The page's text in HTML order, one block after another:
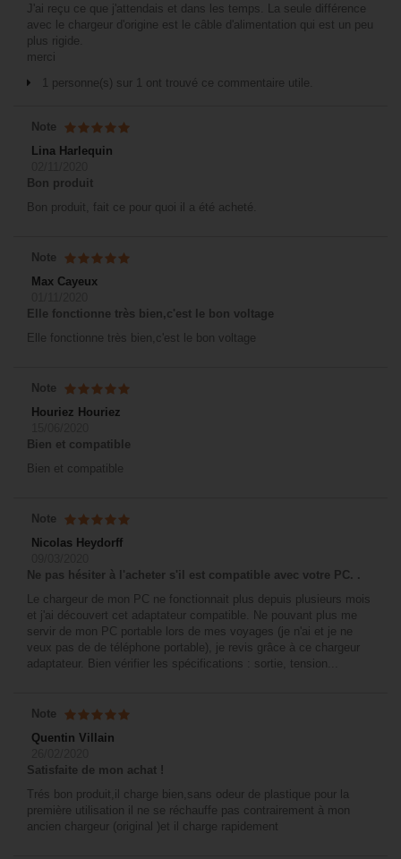
J'ai reçu ce que j'attendais et dans les temps. La seule différence
avec le chargeur d'origine est le câble d'alimentation qui est un peu
plus rigide.
merci
1 personne(s) sur 1 ont trouvé ce commentaire utile.
Note
Lina Harlequin
Bon produit
Bon produit, fait ce pour quoi il a été acheté.
Note
Max Cayeux
Elle fonctionne très bien,c'est le bon voltage
Elle fonctionne très bien,c'est le bon voltage
Note
Houriez Houriez
Bien et compatible
Bien et compatible
Note
Nicolas Heydorff
Ne pas hésiter à l'acheter s'il est compatible avec votre PC. .
Le chargeur de mon PC ne fonctionnait plus depuis plusieurs mois
et j'ai découvert cet adaptateur compatible. Ne pouvant plus me
servir de mon PC portable lors de mes voyages (je n'ai et je ne
veux pas de de téléphone portable), je revis grâce à ce chargeur
adaptateur. Bien vérifier les spécifications : sortie, tension...
Note
Quentin Villain
Satisfaite de mon achat !
Trés bon produit,il charge bien,sans odeur de plastique pour la
première utilisation il ne se réchauffe pas contrairement à mon
ancien chargeur (original )et il charge rapidement